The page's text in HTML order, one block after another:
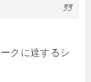
クに達するシ